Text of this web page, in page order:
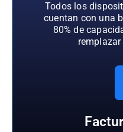
Todos los
cuentan con una
80% de